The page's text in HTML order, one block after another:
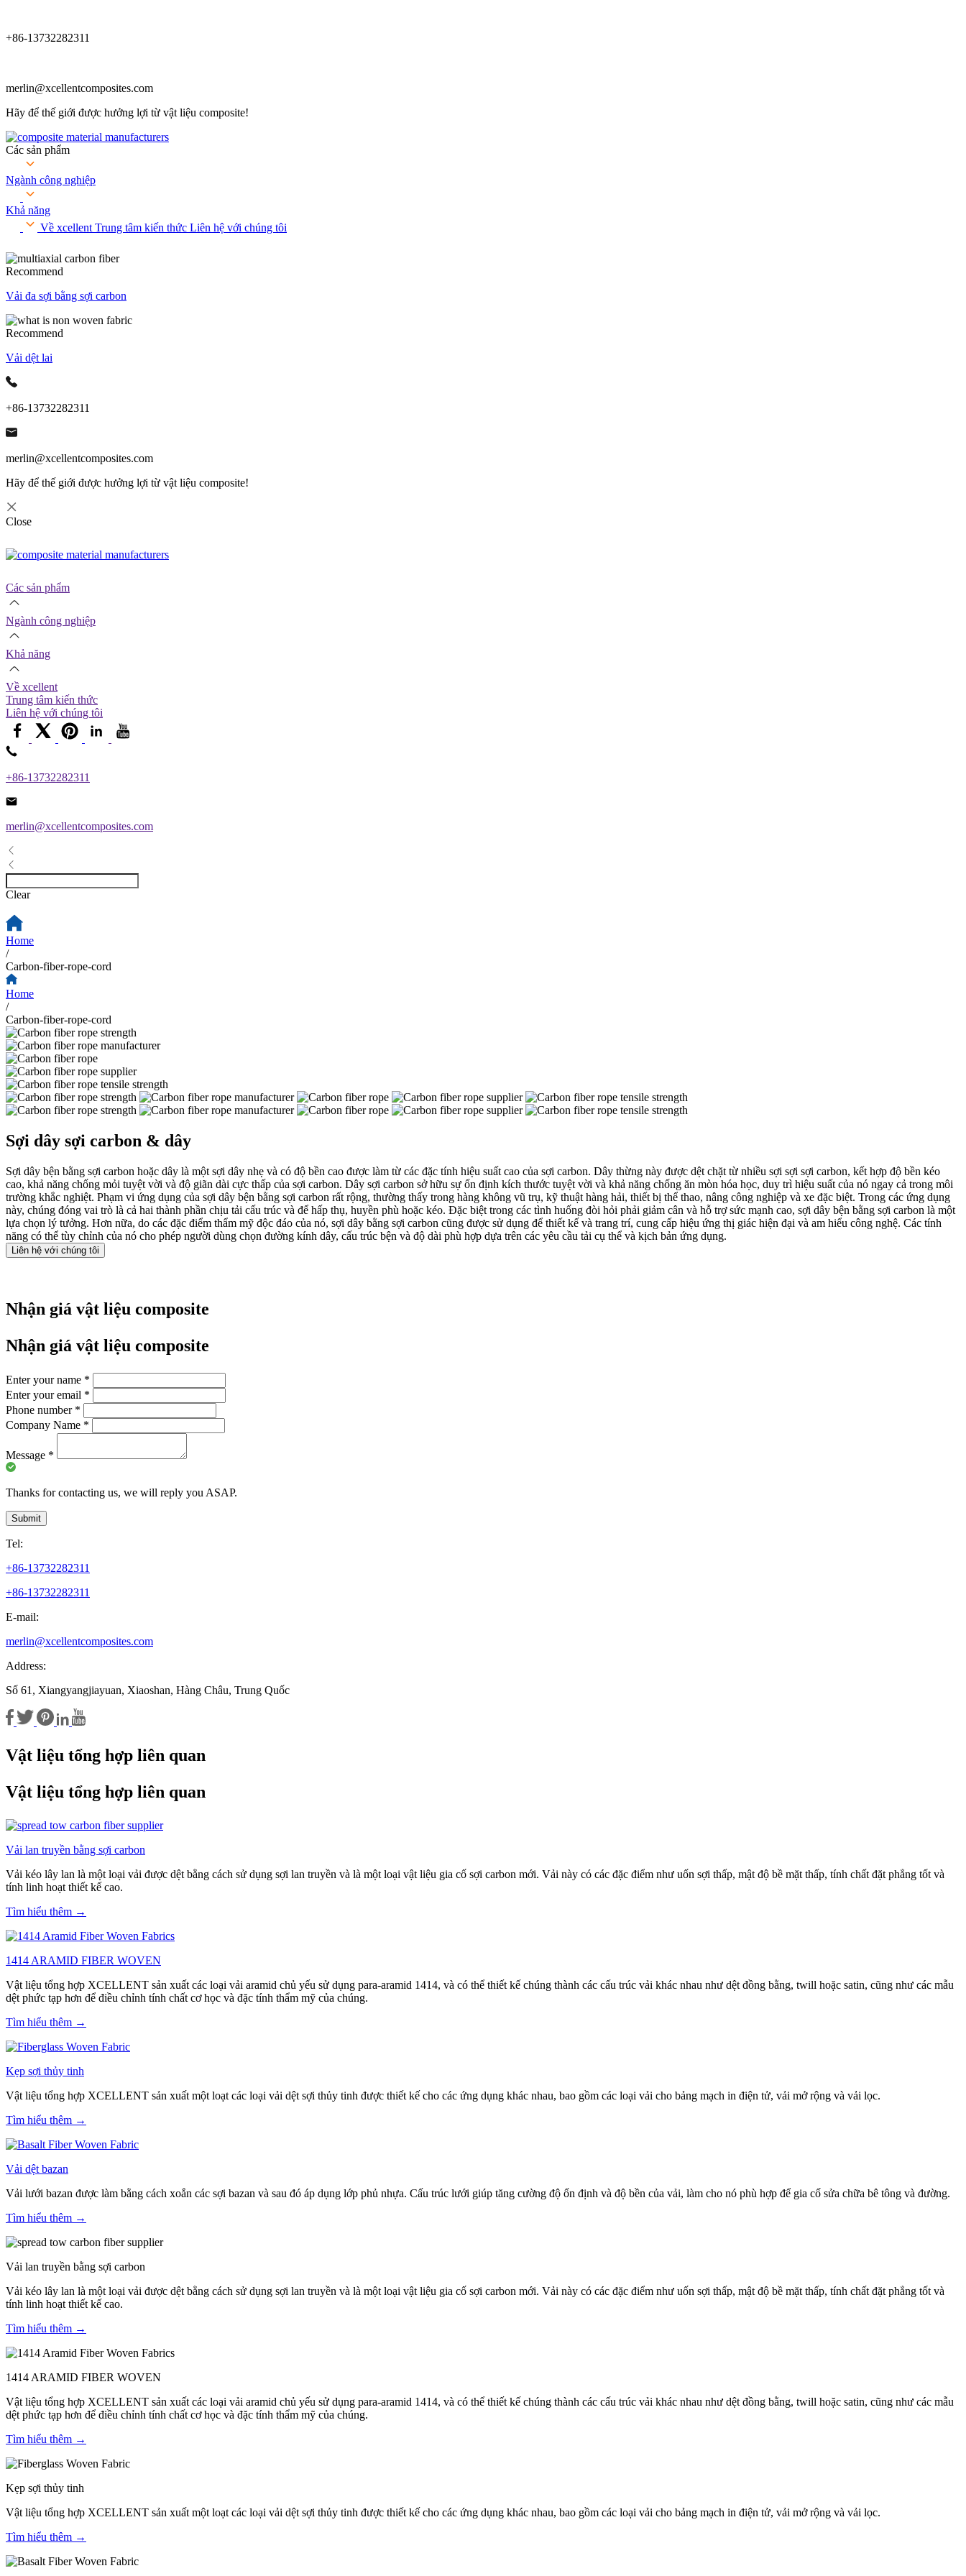
+86-13732282311
merlin@xcellentcomposites.com
Hãy để thế giới được hưởng lợi từ vật liệu composite!
Các sản phẩm
Ngành công nghiệp
Khả năng
Về xcellent Trung tâm kiến ​​thức Liên hệ với chúng tôi
Recommend
Vải đa sợi bằng sợi carbon
Recommend
Vải dệt lai
+86-13732282311
merlin@xcellentcomposites.com
Hãy để thế giới được hưởng lợi từ vật liệu composite!
Close
Các sản phẩm
Ngành công nghiệp
Khả năng
Về xcellent
Trung tâm kiến ​​thức
Liên hệ với chúng tôi
+86-13732282311
merlin@xcellentcomposites.com
Clear
Home
/
Carbon-fiber-rope-cord
Home
/
Carbon-fiber-rope-cord
Sợi dây sợi carbon & dây
Sợi dây bện bằng sợi carbon hoặc dây là một sợi dây nhẹ và có độ bền cao được làm từ các đặc tính hiệu suất cao của sợi carbon. Dây thừng này được dệt chặt từ nhiều sợi sợi sợi carbon, kết hợp độ bền kéo
cao, khả năng chống mỏi tuyệt vời và độ giãn dài cực thấp của sợi carbon. Dây sợi carbon sở hữu sự ổn định kích thước tuyệt vời và khả năng chống ăn mòn hóa học, duy trì hiệu suất của nó ngay cả trong môi
trường khắc nghiệt. Phạm vi ứng dụng của sợi dây bện bằng sợi carbon rất rộng, thường thấy trong hàng không vũ trụ, kỹ thuật hàng hải, thiết bị thể thao, nâng công nghiệp và xe đặc biệt. Trong các ứng dụng
này, chúng đóng vai trò là cả hai thành phần chịu tải cấu trúc và để hấp thụ, huyền phù hoặc kéo. Đặc biệt trong các tình huống đòi hỏi phải giảm cân và hỗ trợ sức mạnh cao, sợi dây bện bằng sợi carbon là một
lựa chọn lý tưởng. Hơn nữa, do các đặc điểm thẩm mỹ độc đáo của nó, sợi dây bằng sợi carbon cũng được sử dụng để thiết kế và trang trí, cung cấp hiệu ứng thị giác hiện đại và am hiểu công nghệ. Các tính
năng có thể tùy chỉnh của nó cho phép người dùng chọn đường kính dây, cấu trúc bện và độ dài phù hợp dựa trên các yêu cầu tải cụ thể và kịch bản ứng dụng.
Liên hệ với chúng tôi
Nhận giá vật liệu composite
Nhận giá vật liệu composite
Enter your name *
Enter your email *
Phone number *
Company Name *
Message *
Thanks for contacting us, we will reply you ASAP.
Submit
Tel:
+86-13732282311
+86-13732282311
E-mail:
merlin@xcellentcomposites.com
Address:
Số 61, Xiangyangjiayuan, Xiaoshan, Hàng Châu, Trung Quốc
Vật liệu tổng hợp liên quan
Vật liệu tổng hợp liên quan
Vải lan truyền bằng sợi carbon
Vải kéo lây lan là một loại vải được dệt bằng cách sử dụng sợi lan truyền và là một loại vật liệu gia cố sợi carbon mới. Vải này có các đặc điểm như uốn sợi thấp, mật độ bề mặt thấp, tính chất đặt phẳng tốt và
tính linh hoạt thiết kế cao.
Tìm hiểu thêm →
1414 ARAMID FIBER WOVEN
Vật liệu tổng hợp XCELLENT sản xuất các loại vải aramid chủ yếu sử dụng para-aramid 1414, và có thể thiết kế chúng thành các cấu trúc vải khác nhau như dệt đồng bằng, twill hoặc satin, cũng như các mẫu
dệt phức tạp hơn để điều chỉnh tính chất cơ học và đặc tính thẩm mỹ của chúng.
Tìm hiểu thêm →
Kẹp sợi thủy tinh
Vật liệu tổng hợp XCELLENT sản xuất một loạt các loại vải dệt sợi thủy tinh được thiết kế cho các ứng dụng khác nhau, bao gồm các loại vải cho bảng mạch in điện tử, vải mở rộng và vải lọc.
Tìm hiểu thêm →
Vải dệt bazan
Vải lưới bazan được làm bằng cách xoắn các sợi bazan và sau đó áp dụng lớp phủ nhựa. Cấu trúc lưới giúp tăng cường độ ổn định và độ bền của vải, làm cho nó phù hợp để gia cố sửa chữa bê tông và đường.
Tìm hiểu thêm →
Vải lan truyền bằng sợi carbon
Vải kéo lây lan là một loại vải được dệt bằng cách sử dụng sợi lan truyền và là một loại vật liệu gia cố sợi carbon mới. Vải này có các đặc điểm như uốn sợi thấp, mật độ bề mặt thấp, tính chất đặt phẳng tốt và
tính linh hoạt thiết kế cao.
Tìm hiểu thêm →
1414 ARAMID FIBER WOVEN
Vật liệu tổng hợp XCELLENT sản xuất các loại vải aramid chủ yếu sử dụng para-aramid 1414, và có thể thiết kế chúng thành các cấu trúc vải khác nhau như dệt đồng bằng, twill hoặc satin, cũng như các mẫu
dệt phức tạp hơn để điều chỉnh tính chất cơ học và đặc tính thẩm mỹ của chúng.
Tìm hiểu thêm →
Kẹp sợi thủy tinh
Vật liệu tổng hợp XCELLENT sản xuất một loạt các loại vải dệt sợi thủy tinh được thiết kế cho các ứng dụng khác nhau, bao gồm các loại vải cho bảng mạch in điện tử, vải mở rộng và vải lọc.
Tìm hiểu thêm →